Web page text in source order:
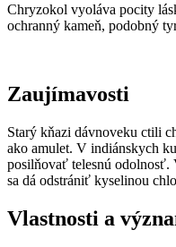
Chryzokol vyoláva pocity
ochranný kameň, podobný
Zaujímavosti
Starý kňazi dávnoveku ctili
ako amulet. V indiánskych
posilňovať telesnú odolnosť.
sa dá odstrániť kyselinou
Vlastnosti a